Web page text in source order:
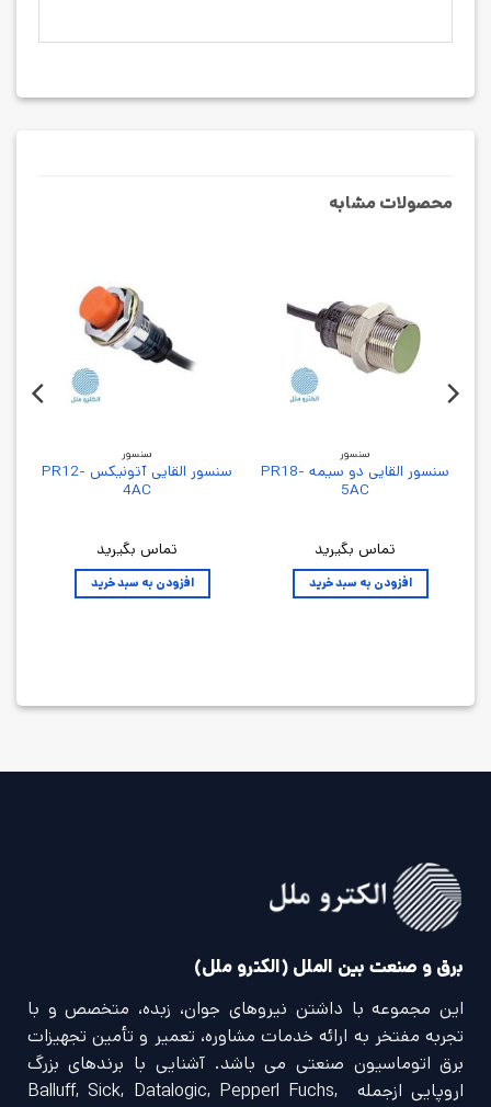
محصولات مشابه
سنسور
سنسور القایی دو سیمه PR18-
5AC
تماس بگیرید
افزودن به سبد خرید
سنسور
سنسور القایی آتونیکس PR12-
4AC
تماس بگیرید
افزودن به سبد خرید
برق و صنعت بین الملل (الکترو ملل)
این مجموعه با داشتن نیروهای جوان، زبده، متخصص و با
تجربه مفتخر به ارائه خدمات مشاوره، تعمیر و تأمین تجهیزات
برق اتوماسیون صنعتی می باشد. آشنایی با برندهای بزرگ
اروپایی ازجمله Balluff, Sick, Datalogic, Pepperl Fuchs,